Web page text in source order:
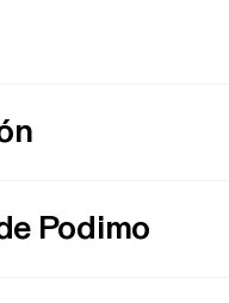
Podimo